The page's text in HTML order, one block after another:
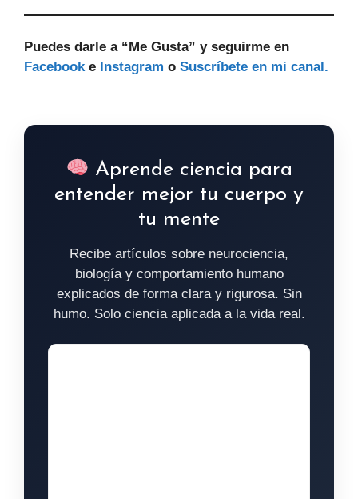
Puedes darle a “Me Gusta” y seguirme en
Facebook e Instagram o Suscríbete en mi canal.
Aprende ciencia para
entender mejor tu cuerpo y
tu mente
Recibe artículos sobre neurociencia,
biología y comportamiento humano
explicados de forma clara y rigurosa. Sin
humo. Solo ciencia aplicada a la vida real.